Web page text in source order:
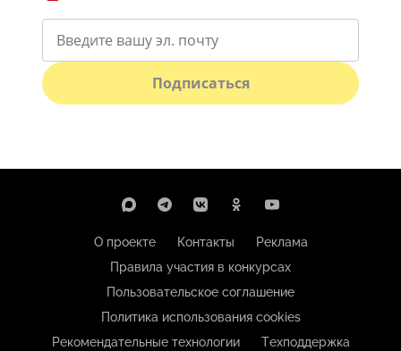
Подписаться
О проекте Контакты
Реклама
Правила участия в конкурсах
Пользовательское соглашение
Политика использования cookies
Рекомендательные технологии
Техподдержка